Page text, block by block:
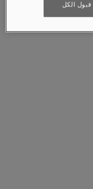
قبول الكل